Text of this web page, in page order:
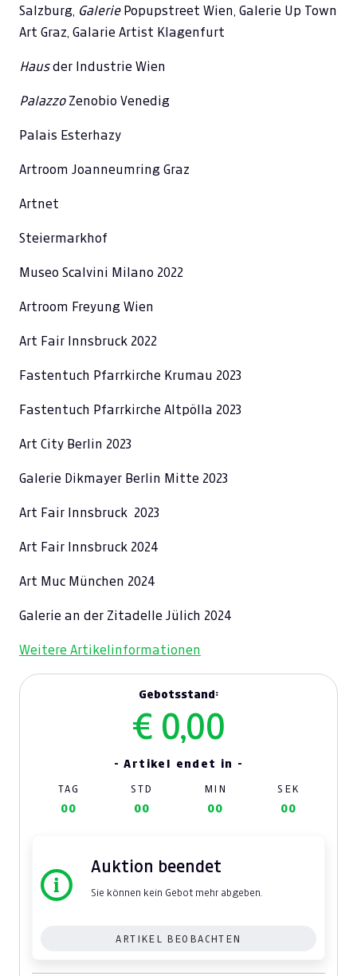
Salzburg, GaleriePopupstreet Wien, Galerie Up Town
Art Graz, Galarie Artist Klagenfurt
Hausder Industrie Wien
PalazzoZenobio Venedig
Palais Esterhazy
Artroom Joanneumring Graz
Artnet
Steiermarkhof
Museo Scalvini Milano 2022
Artroom Freyung Wien
Art Fair Innsbruck 2022
Fastentuch Pfarrkirche Krumau 2023
Fastentuch Pfarrkirche Altpölla 2023
Art City Berlin 2023
Galerie Dikmayer Berlin Mitte 2023
Art Fair Innsbruck 2023
Art Fair Innsbruck 2024
Art Muc München 2024
Galerie an der Zitadelle Jülich 2024
Weitere Artikelinformationen
Gebotsstand:
€ 0,00
- Artikel endet in -
TAG STD MIN SEK
00 00 00 00
Auktion beendet
Sie können kein Gebot mehr abgeben.
ARTIKEL BEOBACHTEN